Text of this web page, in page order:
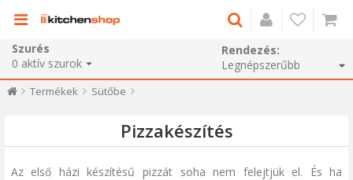
Szurés
0 aktív szurok
Rendezés:
Termékek Sütőbe
Pizzakészítés
Az első házi készítésű pizzát soha nem felejtjük el. És ha